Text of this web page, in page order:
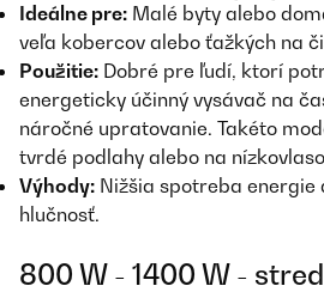
Ideálne pre: Malé byty alebo
veľa kobercov alebo ťažkých na
Použitie: Dobré pre ľudí, ktorí
energeticky účinný vysávač na
náročné upratovanie. Takéto
tvrdé podlahy alebo na
Výhody: Nižšia spotreba energie
hlučnosť.
800 W - 1400 W -